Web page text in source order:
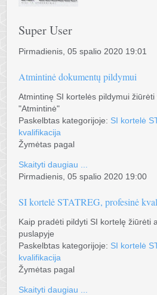
Super User
Pirmadienis, 05 spalio 2020 19:01
Atmintinė dokumentų pildymui
Atmintinę SI kortelės pildymui žiūrėti
"Atmintinė"
Paskelbtas kategorijoje: SI kortelė
kvalifikacija
Žymėtas pagal
Skaityti daugiau ...
Pirmadienis, 05 spalio 2020 19:00
SI kortelė STATREG, profesinė
Kaip pradėti pildyti SI kortelę žiūrėti
puslapyje
Paskelbtas kategorijoje: SI kortelė
kvalifikacija
Žymėtas pagal
Skaityti daugiau ...